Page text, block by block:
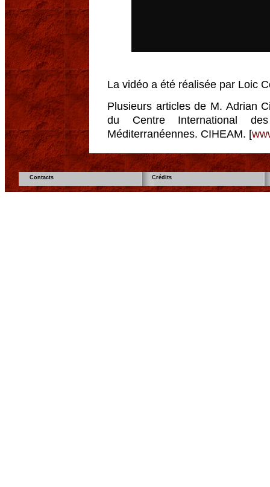
La vidéo a été réalisée par Loic
Plusieurs articles de M. Adrian
du Centre International
Méditerranéennes. CIHEAM. [
Contacts Crédits